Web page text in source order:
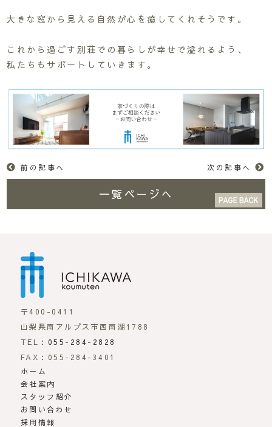
大きな窓から見える自然が心を癒してくれそうです。
これから過ごす別荘での暮らしが幸せで溢れるよう、
私たちもサポートしていきます。
前の記事へ 次の記事へ
一覧ページへ
〒400-0411
山梨県南アルプス市西南湖1788
TEL： 055-284-2828
FAX：055-284-3401
ホーム
会社案内
スタッフ紹介
お問い合わせ
採用情報